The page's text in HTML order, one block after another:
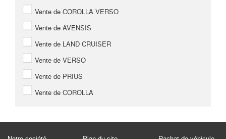
Vente de COROLLA VERSO
Vente de AVENSIS
Vente de LAND CRUISER
Vente de VERSO
Vente de PRIUS
Vente de COROLLA